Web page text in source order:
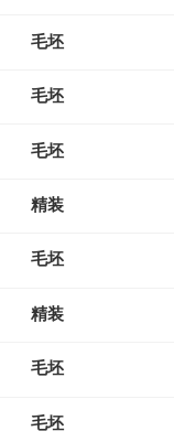
毛坯
毛坯
毛坯
精装
毛坯
精装
毛坯
毛坯